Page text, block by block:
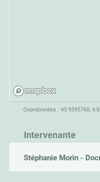
Coordonnées : 43.9395760,
Intervenante
Stéphanie Morin -